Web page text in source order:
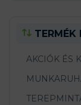
TERMÉK
AKCIÓK ÉS